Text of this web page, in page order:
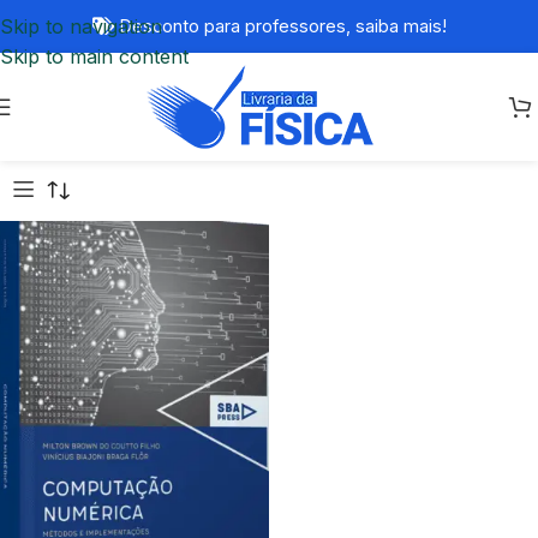
Skip to navigation
Skip to main content
Desconto para professores, saiba mais!